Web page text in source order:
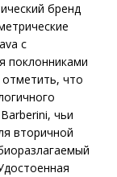
бренд
с
поклонниками
что
чьи
вторичной